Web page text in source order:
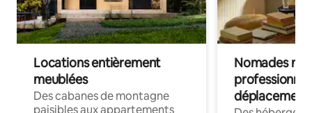
Locations entièrement
meublées
Des cabanes de montagne
paisibles aux appartements
Nomades
déplacement